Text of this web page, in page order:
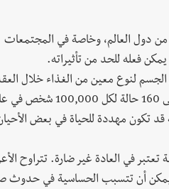
من دول العالم، وخاصة في المجتمعات
فعله للحد من تأثيراته.
لنوع معين من الغذاء خلال
الأخير. حيث ارتفعت الحالات من 76 حالة لكل 100,000 شخص في عام 2008 إلى 160 حالة لكل
في العادة غير ضارة. تتراوح
يمكن أن تتسبب الحساسية في حدوث